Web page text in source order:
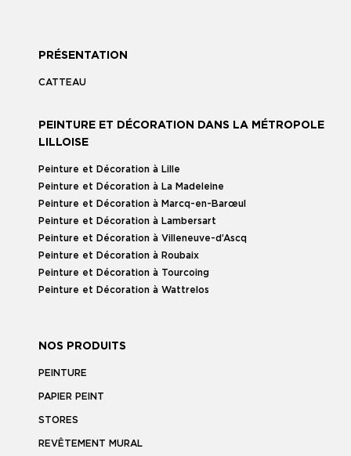
PRÉSENTATION
CATTEAU
PEINTURE ET DÉCORATION DANS LA MÉTROPOLE
LILLOISE
Peinture et Décoration à Lille
Peinture et Décoration à La Madeleine
Peinture et Décoration à Marcq-en-Barœul
Peinture et Décoration à Lambersart
Peinture et Décoration à Villeneuve-d’Ascq
Peinture et Décoration à Roubaix
Peinture et Décoration à Tourcoing
Peinture et Décoration à Wattrelos
NOS PRODUITS
PEINTURE
PAPIER PEINT
STORES
REVÊTEMENT MURAL